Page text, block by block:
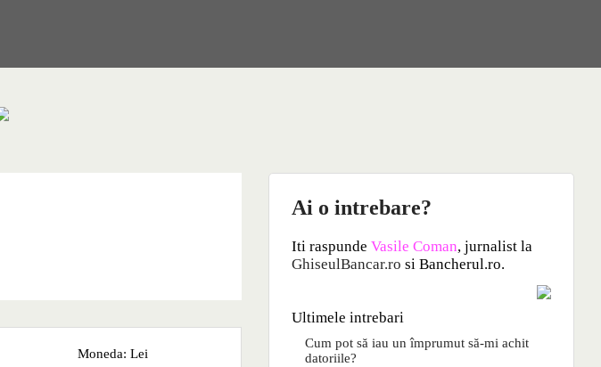
Moneda: Lei
Ai o intrebare?
Iti raspunde Vasile Coman, jurnalist la
GhiseulBancar.ro si Bancherul.ro.
Ultimele intrebari
Cum pot să iau un împrumut să-mi achit
datoriile?